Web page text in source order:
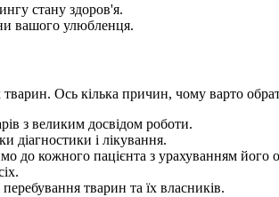
стану здоров'я.
вашого улюбленця.
Ось кілька причин, чому варто
з великим досвідом роботи.
діагностики і лікування.
до кожного пацієнта з урахуванням його
тварин та їх власників.